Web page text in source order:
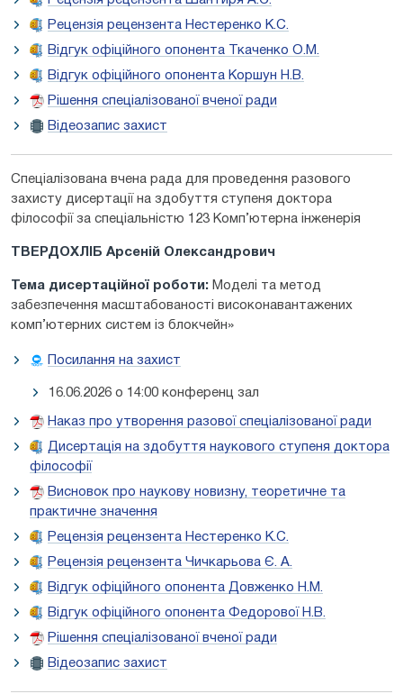
Рецензія рецензента Нестеренко К.С.
Відгук офіційного опонента Ткаченко О.М.
Відгук офіційного опонента Коршун Н.В.
Рішення спеціалізованої вченої ради
Відеозапис захист
Спеціалізована вчена рада для проведення разового
захисту дисертації на здобуття ступеня доктора
філософії за спеціальністю 123 Комп’ютерна інженерія
ТВЕРДОХЛІБ Арсеній Олександрович
Тема дисертаційної роботи: Моделі та метод
забезпечення масштабованості високонавантажених
комп’ютерних систем із блокчейн»
Посилання на захист
16.06.2026 о 14:00 конференц зал
Наказ про утворення разової спеціалізованої ради
Дисертація на здобуття наукового ступеня доктора
філософії
Висновок про наукову новизну, теоретичне та
практичне значення
Рецензія рецензента Нестеренко К.С.
Рецензія рецензента Чичкарьова Є. А.
Відгук офіційного опонента Довженко Н.М.
Відгук офіційного опонента Федорової Н.В.
Рішення спеціалізованої вченої ради
Відеозапис захист